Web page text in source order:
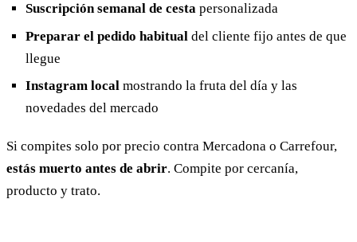
Suscripción semanal de cesta personalizada
Preparar el pedido habitual del cliente fijo antes de que
llegue
Instagram local mostrando la fruta del día y las
novedades del mercado
Si compites solo por precio contra Mercadona o Carrefour,
estás muerto antes de abrir. Compite por cercanía,
producto y trato.